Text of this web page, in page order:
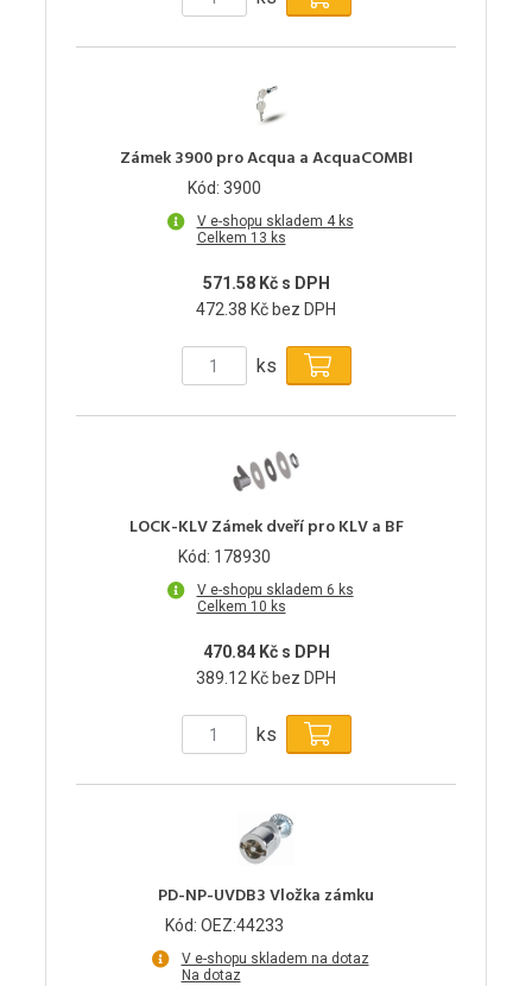
Zámek 3900 pro Acqua a AcquaCOMBI
Kód: 3900
V e-shopu skladem 4 ks
Celkem 13 ks
571.58 Kč s DPH
472.38 Kč bez DPH
ks
LOCK-KLV Zámek dveří pro KLV a BF
Kód: 178930
V e-shopu skladem 6 ks
Celkem 10 ks
470.84 Kč s DPH
389.12 Kč bez DPH
ks
PD-NP-UVDB3 Vložka zámku
Kód: OEZ:44233
V e-shopu skladem na dotaz
Na dotaz